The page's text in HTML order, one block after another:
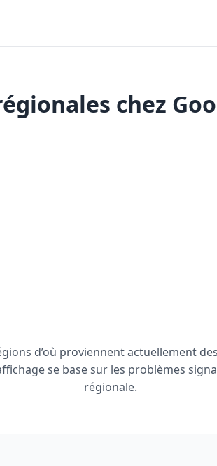
chez
d’où proviennent actuellement
se base sur les problèmes
régionale.